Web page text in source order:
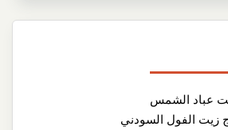
عباد الشمس
زيت الفول السودني